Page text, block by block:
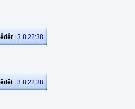
| 3.8 22:38
| 3.8 22:38